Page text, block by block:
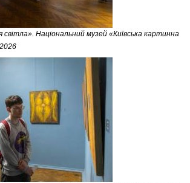
Національний музей «Київська картинна